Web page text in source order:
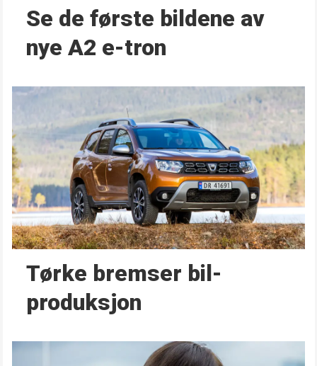
Se de første bildene av
nye A2 e-tron
Tørke bremser bil­
produksjon